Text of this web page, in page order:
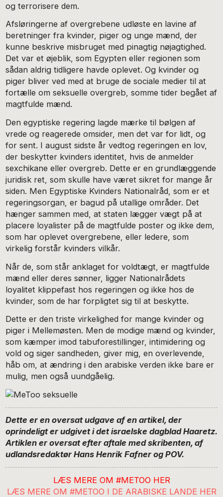
og terrorisere dem.
Afsløringerne af overgrebene udløste en lavine af
beretninger fra kvinder, piger og unge mænd, der
kunne beskrive misbruget med pinagtig nøjagtighed.
Det var et øjeblik, som Egypten eller regionen som
sådan aldrig tidligere havde oplevet. Og kvinder og
piger bliver ved med at bruge de sociale medier til at
fortælle om seksuelle overgreb, somme tider begået af
magtfulde mænd.
Den egyptiske regering lagde mærke til bølgen af
vrede og reagerede omsider, men det var for lidt, og
for sent. I august sidste år vedtog regeringen en lov,
der beskytter kvinders identitet, hvis de anmelder
sexchikane eller overgreb. Dette er en grundlæggende
juridisk ret, som skulle have været sikret for mange år
siden. Men Egyptiske Kvinders Nationalråd, som er et
regeringsorgan, er bagud på utallige områder. Det
hænger sammen med, at staten lægger vægt på at
placere loyalister på de magtfulde poster og ikke dem,
som har oplevet overgrebene, eller ledere, som
virkelig forstår kvinders vilkår.
Når de, som står anklaget for voldtægt, er magtfulde
mænd eller deres sønner, ligger Nationalrådets
loyalitet klippefast hos regeringen og ikke hos de
kvinder, som de har forpligtet sig til at beskytte.
Dette er den triste virkelighed for mange kvinder og
piger i Mellemøsten. Men de modige mænd og kvinder,
som kæmper imod tabuforestillinger, intimidering og
vold og siger sandheden, giver mig, en overlevende,
håb om, at ændring i den arabiske verden ikke bare er
mulig, men også uundgåelig.
Dette er en oversat udgave af en artikel, der
oprindeligt er udgivet i det israelske dagblad Haaretz.
Artiklen er oversat efter aftale med skribenten, af
udlandsredaktør Hans Henrik Fafner og POV.
LÆS MERE OM #METOO HER
LÆS MERE OM #METOO I DE ARABISKE LANDE HER